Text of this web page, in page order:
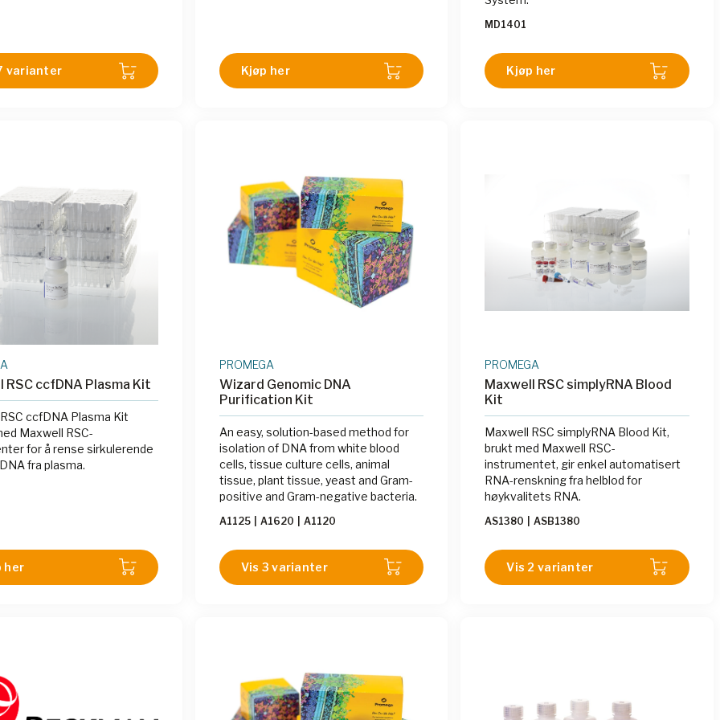
varianter Kjøp her
MD1401
Kjøp her
RSC ccfDNA Plasma Kit
ccfDNA Plasma Kit
Maxwell RSC-
for å rense sirkulerende
fra plasma.
her
PROMEGA
Wizard Genomic DNA
Purification Kit
An easy, solution-based method for
isolation of DNA from white blood
cells, tissue culture cells, animal
tissue, plant tissue, yeast and Gram-
positive and Gram-negative bacteria.
A1125 A1620 A1120
Vis 3 varianter
PROMEGA
Maxwell RSC simplyRNA Blood
Kit
Maxwell RSC simplyRNA Blood Kit,
brukt med Maxwell RSC-
instrumentet, gir enkel automatisert
RNA-renskning fra helblod for
høykvalitets RNA.
AS1380 ASB1380
Vis 2 varianter